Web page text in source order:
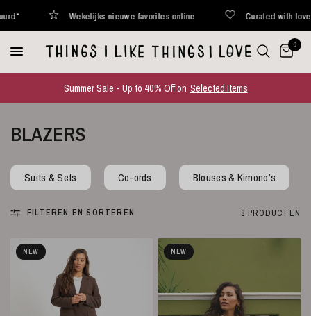
nieuwe favorites online Curated with love
0
Summer Sale - Up to 40% Off on Selected Items
BLAZERS
Suits & Sets Co-ords Blouses & Kimono’s
FILTEREN EN SORTEREN 8 PRODUCTEN
NEW NEW